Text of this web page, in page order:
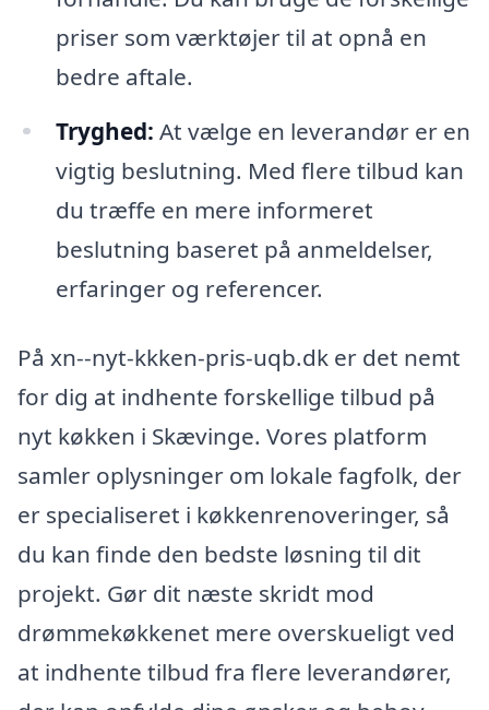
priser som værktøjer til at opnå en
bedre aftale.
Tryghed: At vælge en leverandør er en
vigtig beslutning. Med flere tilbud kan
du træffe en mere informeret
beslutning baseret på anmeldelser,
erfaringer og referencer.
På xn--nyt-kkken-pris-uqb.dk er det nemt
for dig at indhente forskellige tilbud på
nyt køkken i Skævinge. Vores platform
samler oplysninger om lokale fagfolk, der
er specialiseret i køkkenrenoveringer, så
du kan finde den bedste løsning til dit
projekt. Gør dit næste skridt mod
drømmekøkkenet mere overskueligt ved
at indhente tilbud fra flere leverandører,